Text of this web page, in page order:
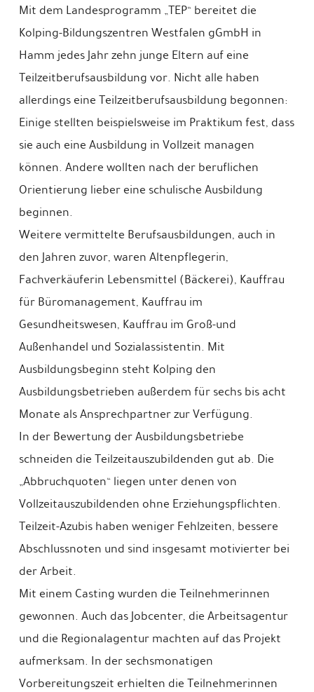
Mit dem Landesprogramm „TEP“ bereitet die
Kolping-Bildungszentren Westfalen gGmbH in
Hamm jedes Jahr zehn junge Eltern auf eine
Teilzeitberufsausbildung vor. Nicht alle haben
allerdings eine Teilzeitberufsausbildung begonnen:
Einige stellten beispielsweise im Praktikum fest, dass
sie auch eine Ausbildung in Vollzeit managen
können. Andere wollten nach der beruflichen
Orientierung lieber eine schulische Ausbildung
beginnen.
Weitere vermittelte Berufsausbildungen, auch in
den Jahren zuvor, waren Altenpflegerin,
Fachverkäuferin Lebensmittel (Bäckerei), Kauffrau
für Büromanagement, Kauffrau im
Gesundheitswesen, Kauffrau im Groß-und
Außenhandel und Sozialassistentin. Mit
Ausbildungsbeginn steht Kolping den
Ausbildungsbetrieben außerdem für sechs bis acht
Monate als Ansprechpartner zur Verfügung.
In der Bewertung der Ausbildungsbetriebe
schneiden die Teilzeitauszubildenden gut ab. Die
„Abbruchquoten“ liegen unter denen von
Vollzeitauszubildenden ohne Erziehungspflichten.
Teilzeit-Azubis haben weniger Fehlzeiten, bessere
Abschlussnoten und sind insgesamt motivierter bei
der Arbeit.
Mit einem Casting wurden die Teilnehmerinnen
gewonnen. Auch das Jobcenter, die Arbeitsagentur
und die Regionalagentur machten auf das Projekt
aufmerksam. In der sechsmonatigen
Vorbereitungszeit erhielten die Teilnehmerinnen